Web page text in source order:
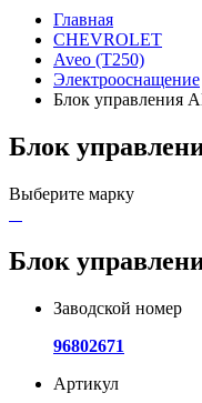
Главная
CHEVROLET
Aveo (T250)
Электрооснащение
Блок управления
Блок
Выберите марку
Блок
Заводской номер
96802671
Артикул